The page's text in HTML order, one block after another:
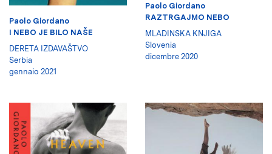
Paolo Giordano
I NEBO JE BILO NAŠE
DERETA IZDAVAŠTVO
Serbia
gennaio 2021
Paolo Giordano
RAZTRGAJMO NEBO
MLADINSKA KNJIGA
Slovenia
dicembre 2020